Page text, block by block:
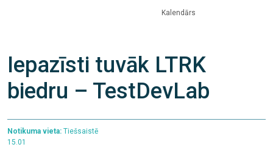
Kalendārs
Iepazīsti tuvāk LTRK
biedru – TestDevLab
Notikuma vieta: Tiešsaistē
15.01